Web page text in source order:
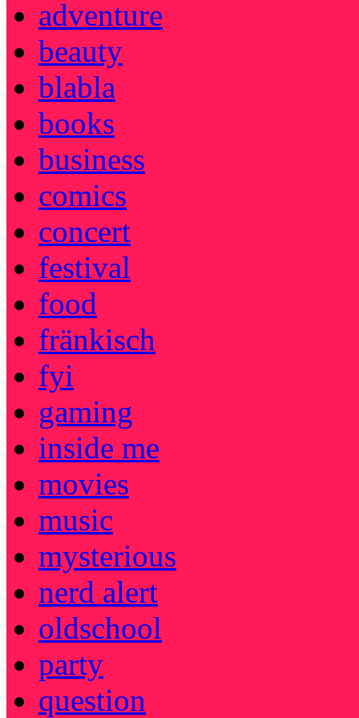
adventure
beauty
blabla
books
business
comics
concert
festival
food
fränkisch
fyi
gaming
inside me
movies
music
mysterious
nerd alert
oldschool
party
question